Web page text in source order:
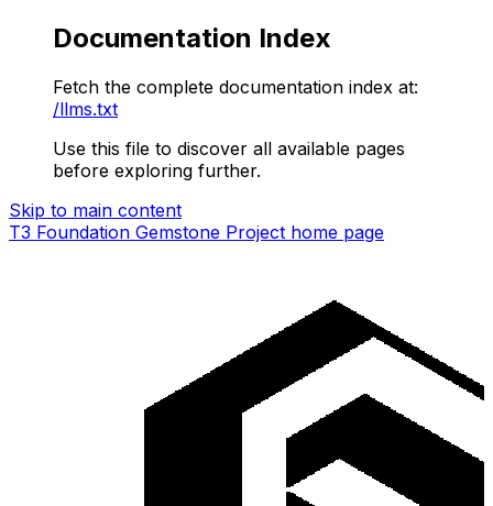
Documentation Index
Fetch the complete documentation index at:
/llms.txt
Use this file to discover all available pages
before exploring further.
Skip to main content
T3 Foundation Gemstone Project home page